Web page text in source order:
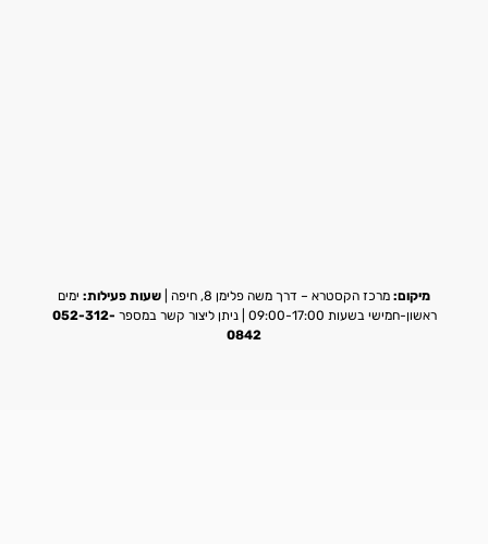
מיקום: מרכז הקסטרא – דרך משה פלימן 8, חיפה | שעות פעילות: ימים
ראשון-חמישי בשעות 09:00-17:00 | ניתן ליצור קשר במספר
052-312-
0842